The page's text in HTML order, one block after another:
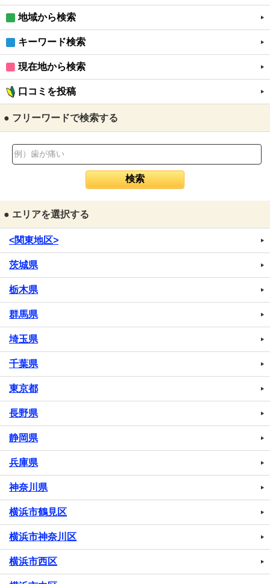
地域から検索
キーワード検索
現在地から検索
口コミを投稿
● フリーワードで検索する
● エリアを選択する
<関東地区>
茨城県
栃木県
群馬県
埼玉県
千葉県
東京都
長野県
静岡県
兵庫県
神奈川県
横浜市鶴見区
横浜市神奈川区
横浜市西区